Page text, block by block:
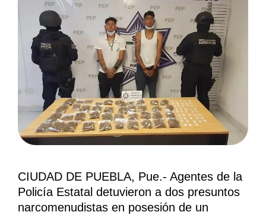
CIUDAD DE PUEBLA, Pue.- Agentes de la
Policía Estatal detuvieron a dos presuntos
narcomenudistas en posesión de un